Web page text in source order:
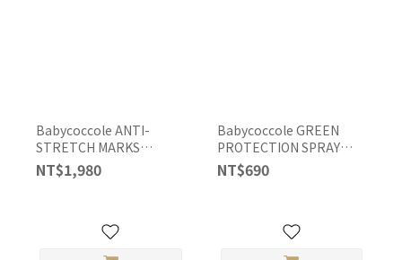
Babycoccole ANTI-
STRETCH MARKS
CREAM 300ml
NT$1,980
Babycoccole GREEN
PROTECTION SPRAY
125ml
NT$690